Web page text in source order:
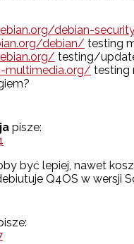
debian-
debian/ testing
testing/
testing
pisze:
być lepiej, nawet
Q4OS w wersji